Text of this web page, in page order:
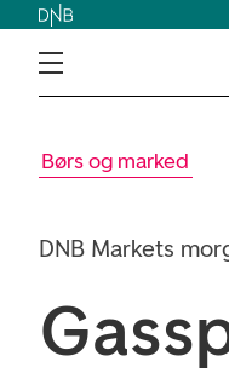
Børs og marked
DNB Markets